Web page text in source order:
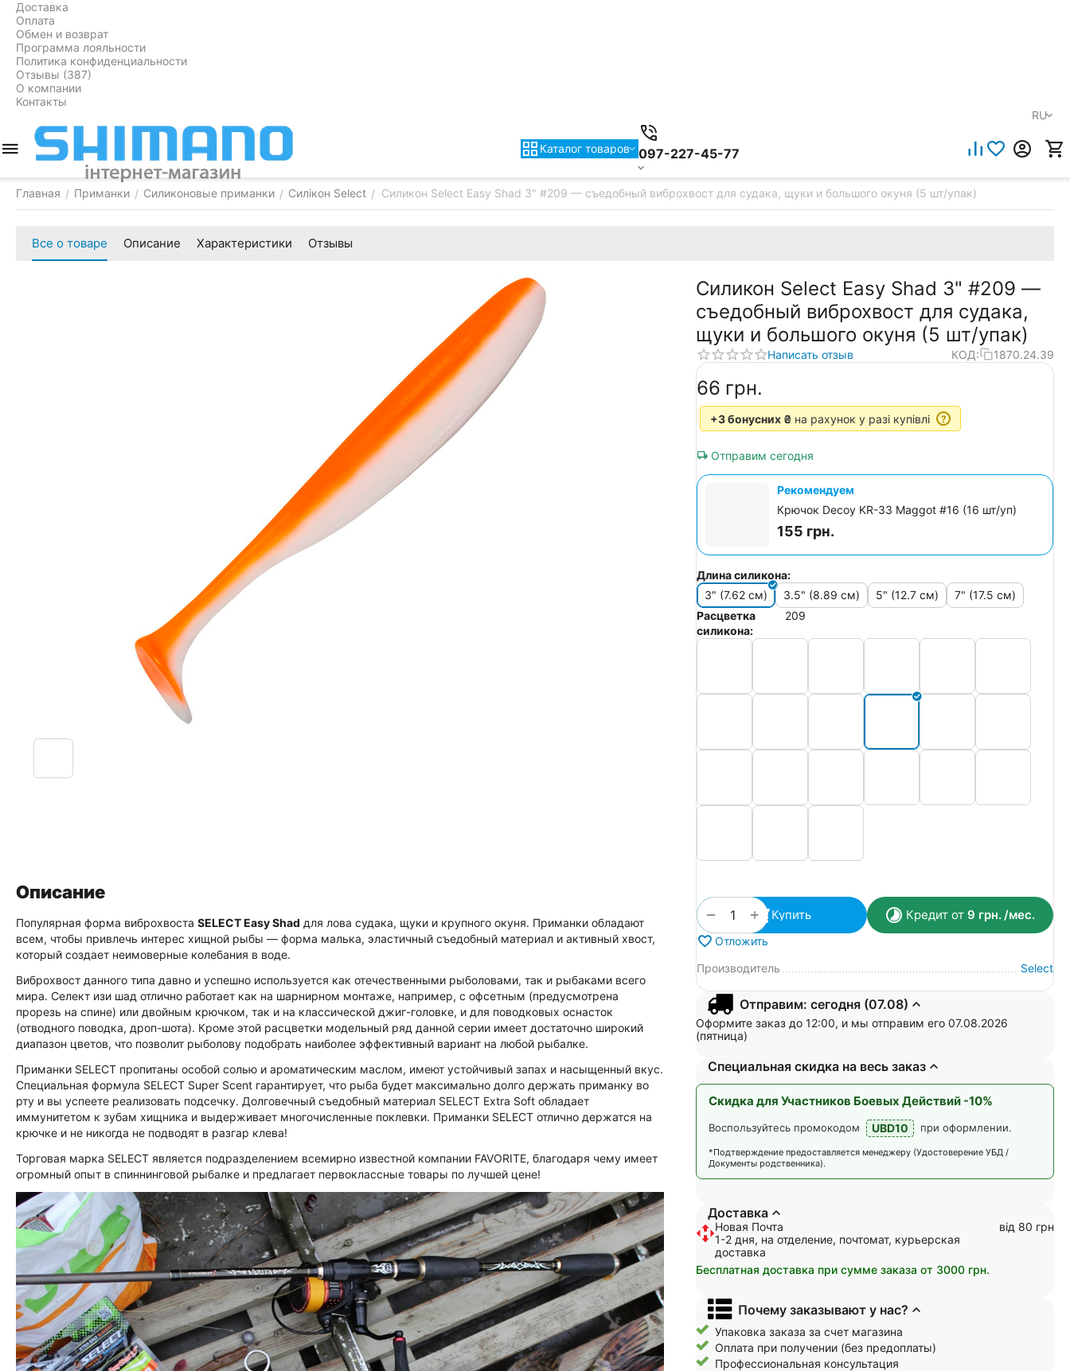
Доставка
Оплата
Обмен и возврат
Программа лояльности
Политика конфиденциальности
Отзывы (387)
О компании
Контакты
RU
Каталог товаров 097-227-45-77
Главная / Приманки / Силиконовые приманки / Силікон Select / Силикон Select Easy Shad 3" #209 — съедобный виброхвост для судака, щуки и большого окуня (5 шт/упак)
Все о товаре Описание Характеристики Отзывы
Силикон Select Easy Shad 3" #209 —
съедобный виброхвост для судака,
щуки и большого окуня (5 шт/упак)
Написать отзыв КОД: 1870.24.39
‍66‍ грн.
+3 бонусних ₴ на рахунок у разі купівлі ?
Отправим сегодня
Рекомендуем
Крючок Decoy KR-33 Maggot #16 (16 шт/уп)
155 грн.
Длина силикона:
3" (7.62 см)
3.5" (8.89 см) 5" (12.7 см)
7" (17.5 см)
Расцветка
силикона:
209
+
− Купить Кредит от 9 грн./мес.
Отложить
Производитель
Select
Отправим: сегодня (07.08)
Оформите заказ до 12:00, и мы отправим его 07.08.2026
(пятница)
Специальная скидка на весь заказ
Скидка для Участников Боевых Действий -10%
Воспользуйтесь промокодом UBD10 при оформлении.
*Подтверждение предоставляется менеджеру (Удостоверение УБД /
Документы родственника).
Доставка
Новая Почта
1-2 дня, на отделение, почтомат, курьерская
доставка
від 80 грн
Бесплатная доставка при сумме заказа от 3000 грн.
Почему заказывают у нас?
Упаковка заказа за счет магазина
Оплата при получении (без предоплаты)
Профессиональная консультация
Описание
Популярная форма виброхвоста SELECT Easy Shad для лова судака, щуки и крупного окуня. Приманки обладают
всем, чтобы привлечь интерес хищной рыбы — форма малька, эластичный съедобный материал и активный хвост,
который создает неимоверные колебания в воде.
Виброхвост данного типа давно и успешно используется как отечественными рыболовами, так и рыбаками всего
мира. Селект изи шад отлично работает как на шарнирном монтаже, например, с офсетным (предусмотрена
прорезь на спине) или двойным крючком, так и на классической джиг-головке, и для поводковых оснасток
(отводного поводка, дроп-шота). Кроме этой расцветки модельный ряд данной серии имеет достаточно широкий
диапазон цветов, что позволит рыболову подобрать наиболее эффективный вариант на любой рыбалке.
Приманки SELECT пропитаны особой солью и ароматическим маслом, имеют устойчивый запах и насыщенный вкус.
Специальная формула SELECT Super Scent гарантирует, что рыба будет максимально долго держать приманку во
рту и вы успеете реализовать подсечку. Долговечный съедобный материал SELECT Extra Soft обладает
иммунитетом к зубам хищника и выдерживает многочисленные поклевки. Приманки SELECT отлично держатся на
крючке и не никогда не подводят в разгар клева!
Торговая марка SELECT является подразделением всемирно известной компании FAVORITE, благодаря чему имеет
огромный опыт в спиннинговой рыбалке и предлагает первоклассные товары по лучшей цене!